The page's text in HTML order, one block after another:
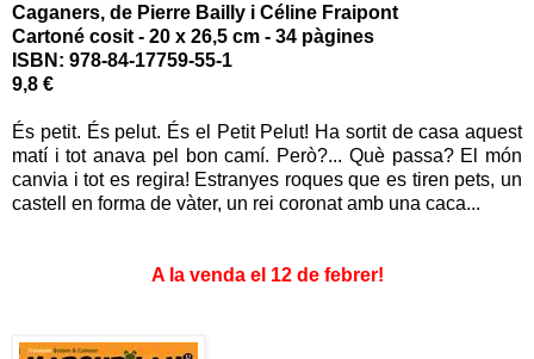
Caganers, de Pierre Bailly i Céline Fraipont
Cartoné cosit - 20 x 26,5 cm - 34 pàgines
ISBN: 978-84-17759-55-1
9,8 €
És petit. És pelut. És el Petit Pelut! Ha sortit de casa aquest
matí i tot anava pel bon camí. Però?... Què passa? El món
canvia i tot es regira! Estranyes roques que es tiren pets, un
castell en forma de vàter, un rei coronat amb una caca...
A la venda el 12 de febrer!